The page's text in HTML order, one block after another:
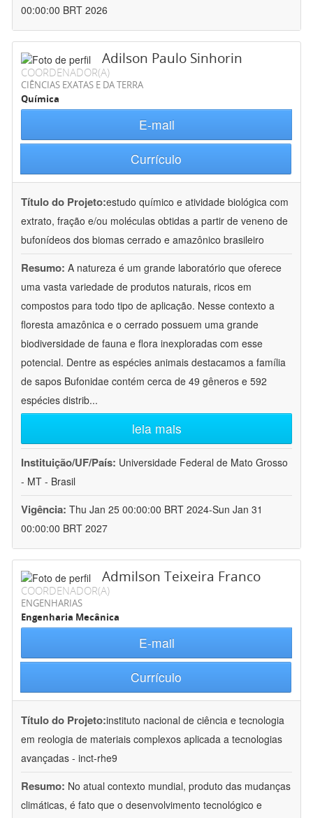
00:00:00 BRT 2026
Adilson Paulo Sinhorin
COORDENADOR(A)
CIÊNCIAS EXATAS E DA TERRA
Química
E-mail
Currículo
Título do Projeto:estudo químico e atividade biológica com
extrato, fração e/ou moléculas obtidas a partir de veneno de
bufonídeos dos biomas cerrado e amazônico brasileiro
Resumo: A natureza é um grande laboratório que oferece
uma vasta variedade de produtos naturais, ricos em
compostos para todo tipo de aplicação. Nesse contexto a
floresta amazônica e o cerrado possuem uma grande
biodiversidade de fauna e flora inexploradas com esse
potencial. Dentre as espécies animais destacamos a família
de sapos Bufonidae contém cerca de 49 gêneros e 592
espécies distrib...
leia mais
Instituição/UF/País: Universidade Federal de Mato Grosso
- MT - Brasil
Vigência: Thu Jan 25 00:00:00 BRT 2024-Sun Jan 31
00:00:00 BRT 2027
Admilson Teixeira Franco
COORDENADOR(A)
ENGENHARIAS
Engenharia Mecânica
E-mail
Currículo
Título do Projeto:instituto nacional de ciência e tecnologia
em reologia de materiais complexos aplicada a tecnologias
avançadas - inct-rhe9
Resumo: No atual contexto mundial, produto das mudanças
climáticas, é fato que o desenvolvimento tecnológico e